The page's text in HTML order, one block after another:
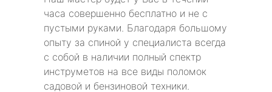
часа совершенно бесплатно и не с
пустыми руками. Благодаря большому
опыту за спиной у специалиста всегда
с собой в наличии полный спектр
инструметов на все виды поломок
садовой и бензиновой техники.